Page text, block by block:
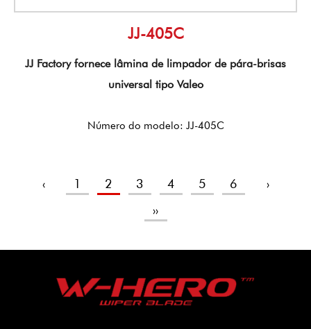
JJ-405C
JJ Factory fornece lâmina de limpador de pára-brisas
universal tipo Valeo
Número do modelo: JJ-405C
‹ 1 2 3 4 5 6
›
››